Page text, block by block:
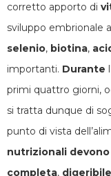
corretto apporto di
sviluppo embrionale
selenio, biotina,
importanti. Durante
primi quattro giorni,
si tratta dunque di
punto di vista
nutrizionali
completa, digeribile